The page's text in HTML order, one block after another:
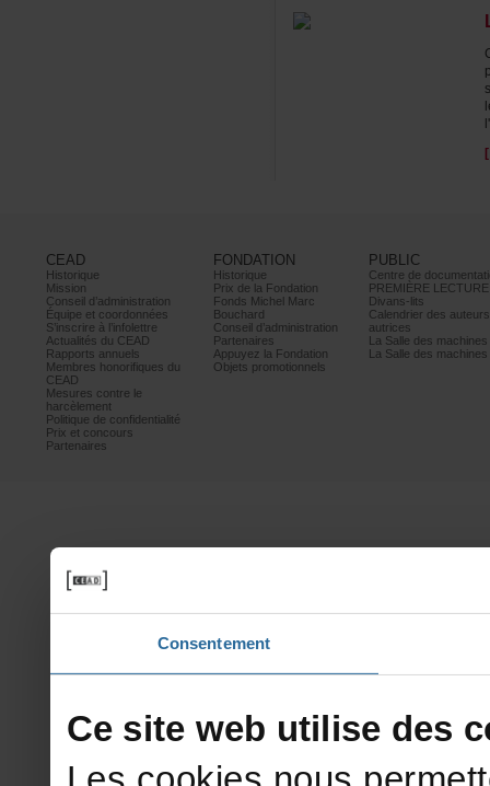
Consentement
CEAD
Historique
Mission
Conseild’administration
Équipeetcoordonnées
S’inscrireàl’infolettre
ActualitésduCEAD
Rapportsannuels
Membreshonorifiquesdu
CEAD
Mesurescontrele
harcèlement
Politiquedeconfidentialité
Prixetconcours
Partenaires
FONDATION
Historique
PrixdelaFondation
FondsMichelMarc
Bouchard
Conseild’administration
Partenaires
AppuyezlaFondation
Objetspromotionnels
PUBLIC
PREMIÈRELECTURE
Divans-lits
autrices